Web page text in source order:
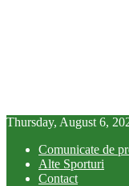
Thursday, August 6,
Comunicate de
Alte Sporturi
Contact